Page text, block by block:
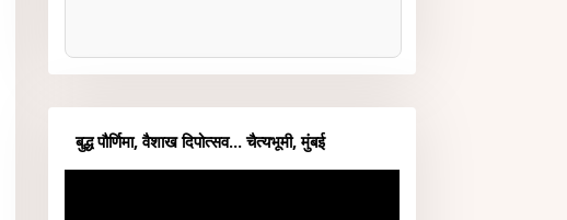
बुद्ध पौर्णिमा, वैशाख दिपोत्सव... चैत्यभूमी, मुंबई